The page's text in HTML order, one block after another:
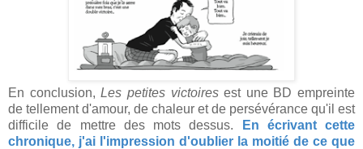
En conclusion,Les petites victoiresest une BD empreinte
de tellement d'amour, de chaleur et de persévérance qu'il est
difficile de mettre des mots dessus.
En écrivant cette
chronique, j'ai l'impression d'oublier la moitié de ce que